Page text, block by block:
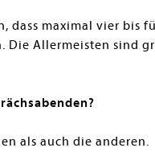
dass maximal vier bis
Die Allermeisten sind
als auch die anderen.